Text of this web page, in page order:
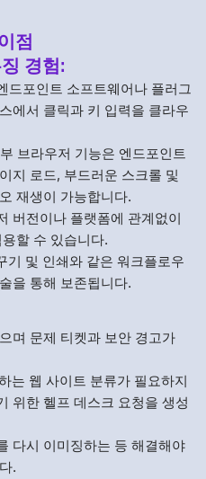
점
경험:
드포인트 소프트웨어나 플러그
에서 클릭과 키 입력을 클라우
브라우저 기능은 엔드포인트
지 로드, 부드러운 스크롤 및
재생이 가능합니다.
버전이나 플랫폼에 관계없이
할 수 있습니다.
및 인쇄와 같은 워크플로우
을 통해 보존됩니다.
며 문제 티켓과 보안 경고가
는 웹 사이트 분류가 필요하지
위한 헬프 데스크 요청을 생성
다시 이미징하는 등 해결해야
.